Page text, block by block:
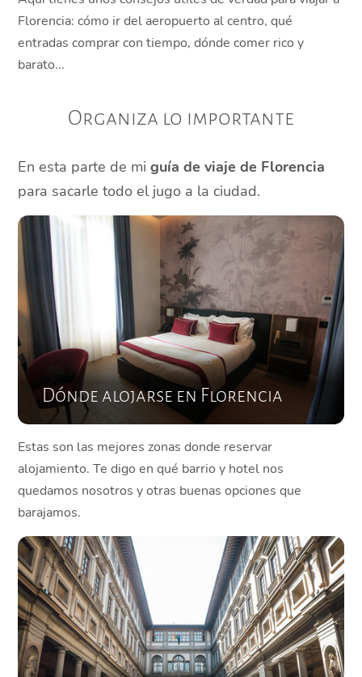
Florencia: cómo ir del aeropuerto al centro, qué
entradas comprar con tiempo, dónde comer rico y
barato...
Organiza lo importante
En esta parte de miguía de viaje de Florencia
para sacarle todo el jugo a la ciudad.
Dónde alojarse en Florencia
Estas son las mejores zonas donde reservar
alojamiento. Te digo en qué barrio y hotel nos
quedamos nosotros y otras buenas opciones que
barajamos.